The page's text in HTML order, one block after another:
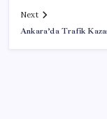
Next
Ankara’da Trafik